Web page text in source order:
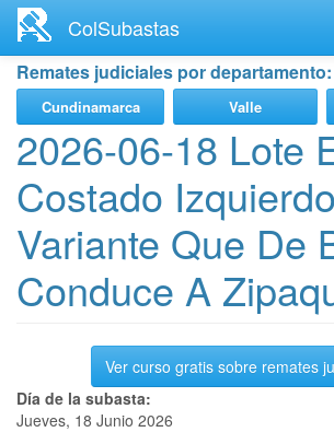
contenido
principal
ColSubastas
Remates judiciales por departamento:
Cundinamarca Valle
2026-06-18 Lote
Costado
Variante Que De
Conduce A
Ver curso gratis sobre remates
Día de la subasta:
Jueves, 18 Junio 2026